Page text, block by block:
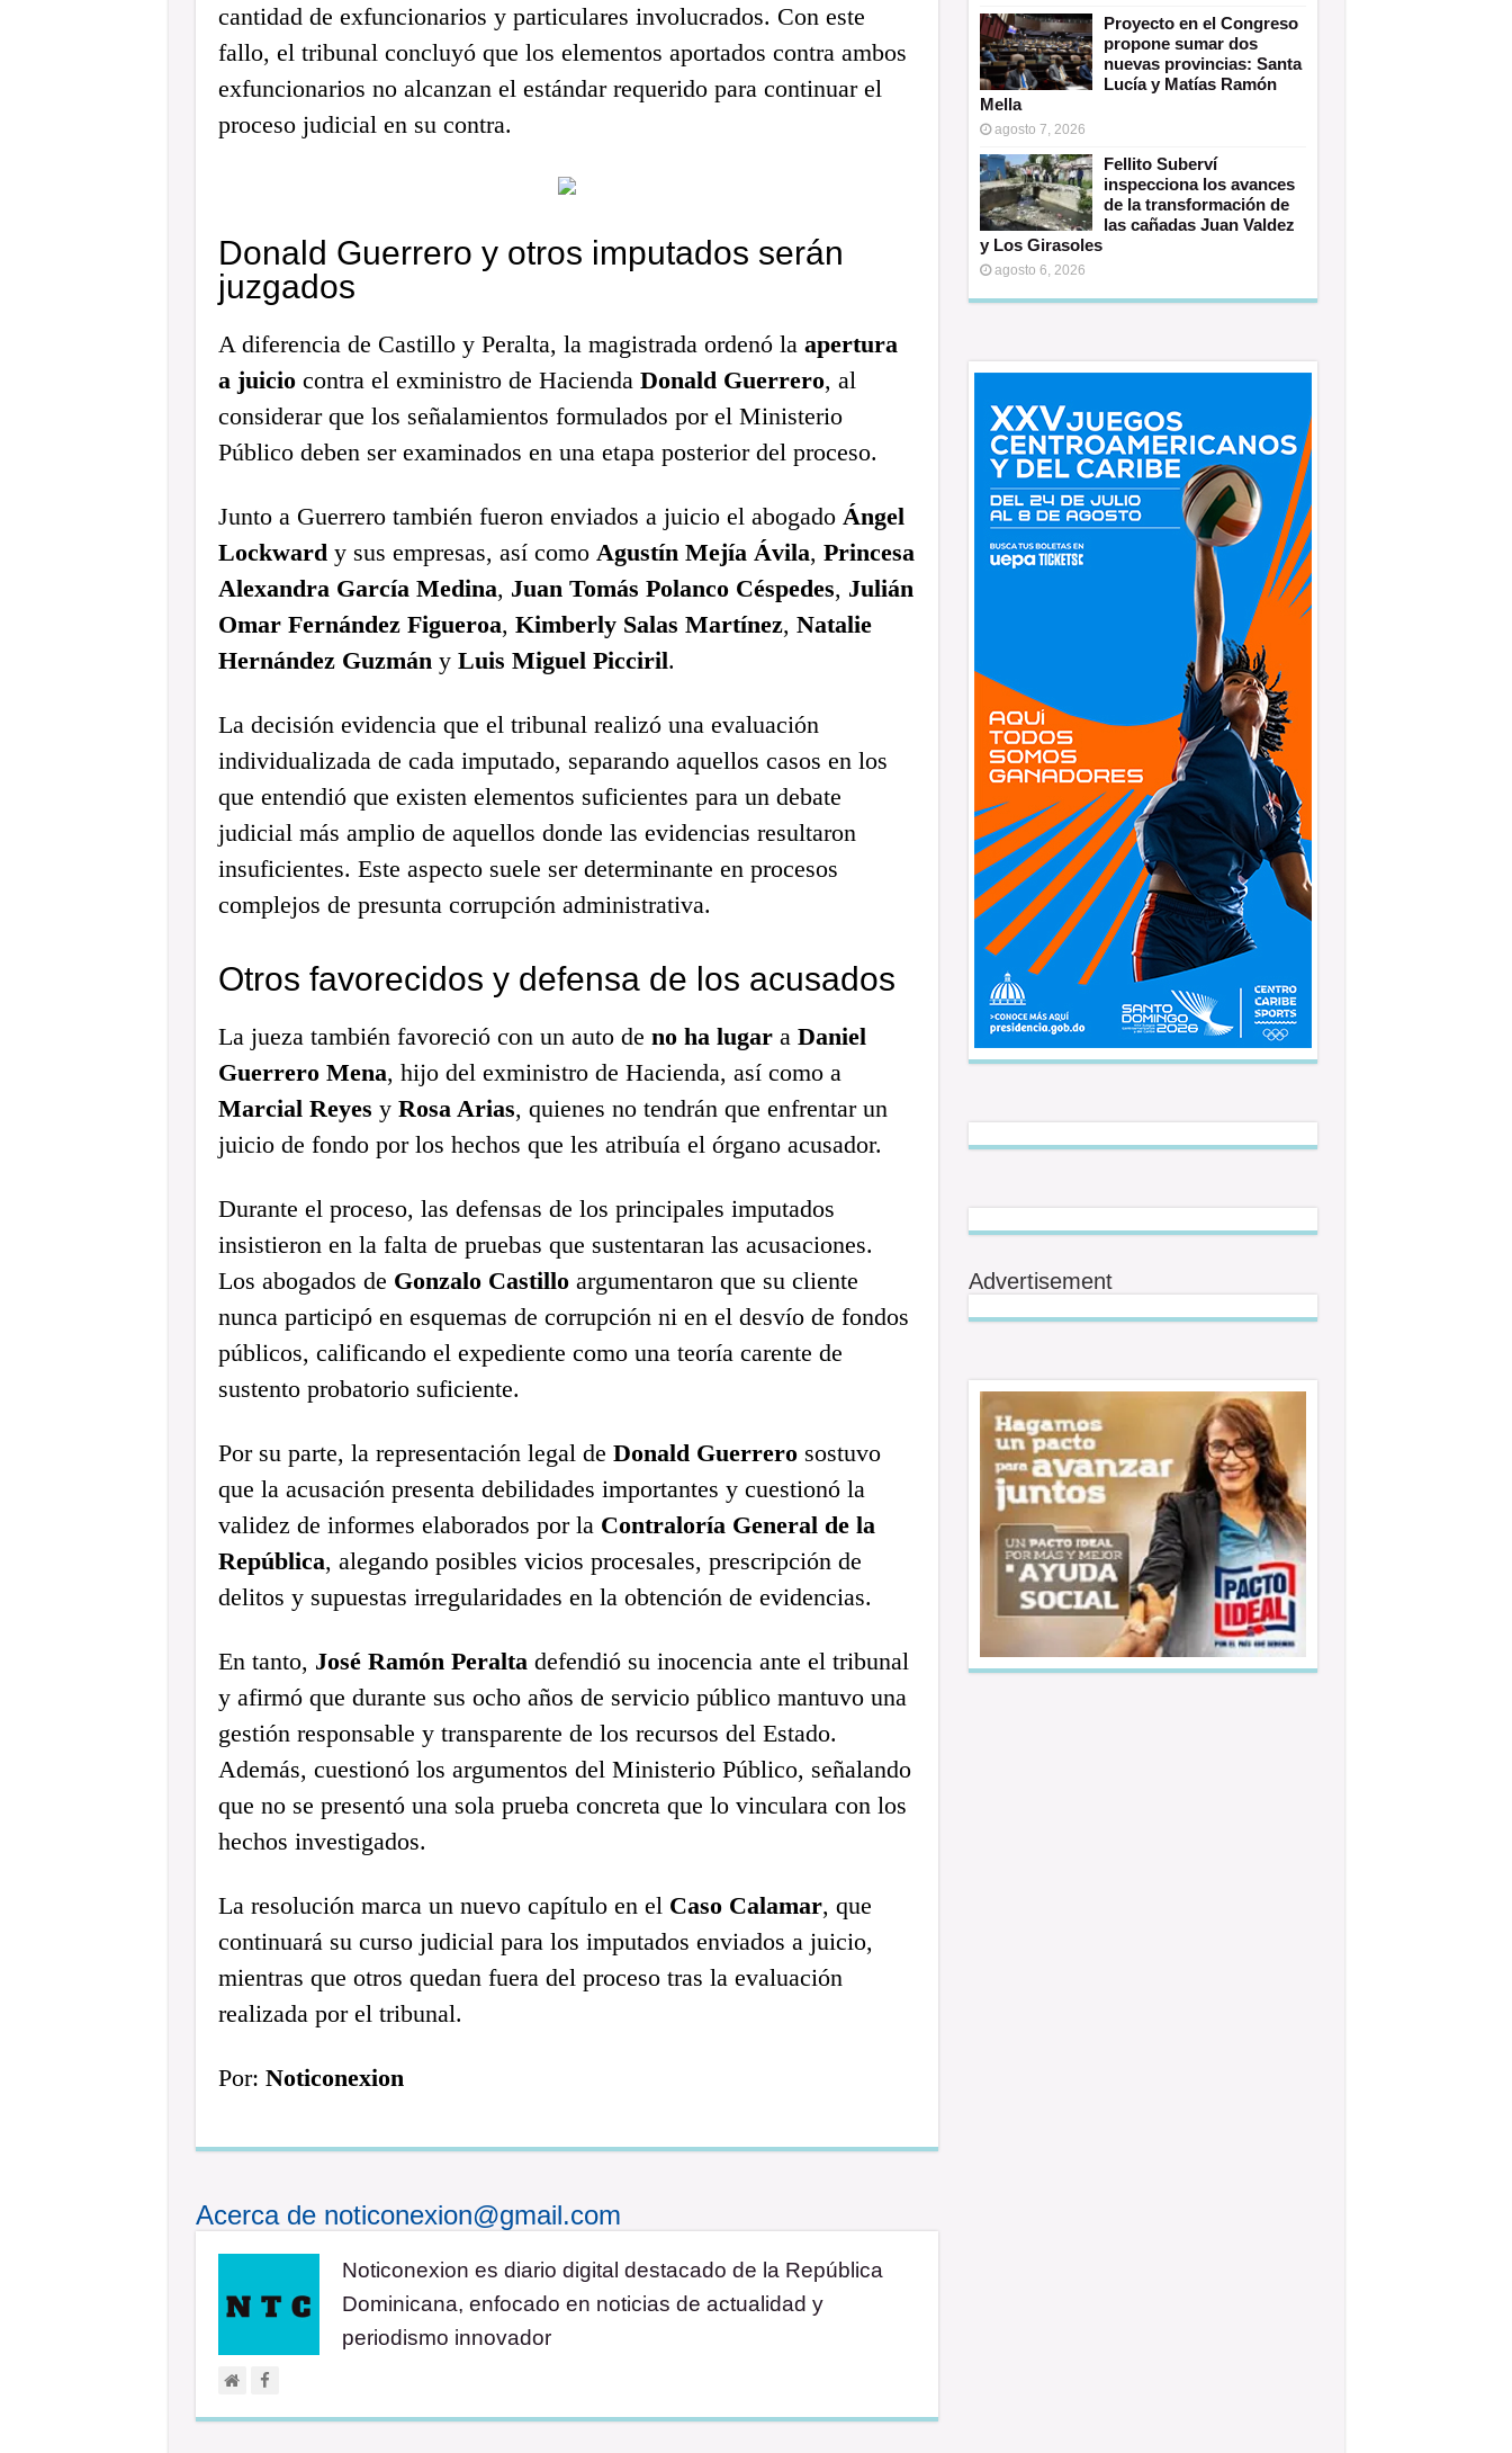
cantidad de exfuncionarios y particulares involucrados. Con este
fallo, el tribunal concluyó que los elementos aportados contra ambos
exfuncionarios no alcanzan el estándar requerido para continuar el
proceso judicial en su contra.
Donald Guerrero y otros imputados serán
juzgados
A diferencia de Castillo y Peralta, la magistrada ordenó la apertura
a juiciocontra el exministro de Hacienda Donald Guerrero, al
considerar que los señalamientos formulados por el Ministerio
Público deben ser examinados en una etapa posterior del proceso.
Junto a Guerrero también fueron enviados a juicio el abogado Ángel
Lockward y sus empresas, así como Agustín Mejía Ávila, Princesa
Alexandra García Medina, Juan Tomás Polanco Céspedes, Julián
Omar Fernández Figueroa, Kimberly Salas Martínez, Natalie
Hernández Guzmán y Luis Miguel Picciril.
La decisión evidencia que el tribunal realizó una evaluación
individualizada de cada imputado, separando aquellos casos en los
que entendió que existen elementos suficientes para un debate
judicial más amplio de aquellos donde las evidencias resultaron
insuficientes. Este aspecto suele ser determinante en procesos
complejos de presunta corrupción administrativa.
Otros favorecidos y defensa de los acusados
La jueza también favoreció con un auto de no ha lugara Daniel
Guerrero Mena, hijo del exministro de Hacienda, así como a
Marcial Reyes y Rosa Arias, quienes no tendrán que enfrentar un
juicio de fondo por los hechos que les atribuía el órgano acusador.
Durante el proceso, las defensas de los principales imputados
insistieron en la falta de pruebas que sustentaran las acusaciones.
Los abogados de Gonzalo Castilloargumentaron que su cliente
nunca participó en esquemas de corrupción ni en el desvío de fondos
públicos, calificando el expediente como una teoría carente de
sustento probatorio suficiente.
Por su parte, la representación legal de Donald Guerrerosostuvo
que la acusación presenta debilidades importantes y cuestionó la
validez de informes elaborados por la Contraloría General de la
República, alegando posibles vicios procesales, prescripción de
delitos y supuestas irregularidades en la obtención de evidencias.
En tanto, José Ramón Peralta defendió su inocencia ante el tribunal
y afirmó que durante sus ocho años de servicio público mantuvo una
gestión responsable y transparente de los recursos del Estado.
Además, cuestionó los argumentos del Ministerio Público, señalando
que no se presentó una sola prueba concreta que lo vinculara con los
hechos investigados.
La resolución marca un nuevo capítulo en el Caso Calamar, que
continuará su curso judicial para los imputados enviados a juicio,
mientras que otros quedan fuera del proceso tras la evaluación
realizada por el tribunal.
Por: Noticonexion
Acerca de noticonexion@gmail.com
Noticonexion es diario digital destacado de la República
Dominicana, enfocado en noticias de actualidad y
periodismo innovador
Proyecto en el Congreso
propone sumar dos
nuevas provincias: Santa
Lucía y Matías Ramón
Mella
agosto 7, 2026
Fellito Suberví
inspecciona los avances
de la transformación de
las cañadas Juan Valdez
y Los Girasoles
agosto 6, 2026
Advertisement